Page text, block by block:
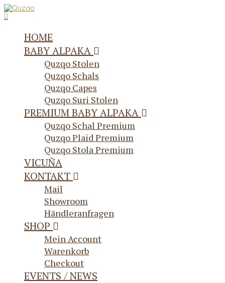
HOME
BABY ALPAKA
Quzqo Stolen
Quzqo Schals
Quzqo Capes
Quzqo Suri Stolen
PREMIUM BABY ALPAKA
Quzqo Schal Premium
Quzqo Plaid Premium
Quzqo Stola Premium
VICUÑA
KONTAKT
Mail
Showroom
Händleranfragen
SHOP
Mein Account
Warenkorb
Checkout
EVENTS / NEWS